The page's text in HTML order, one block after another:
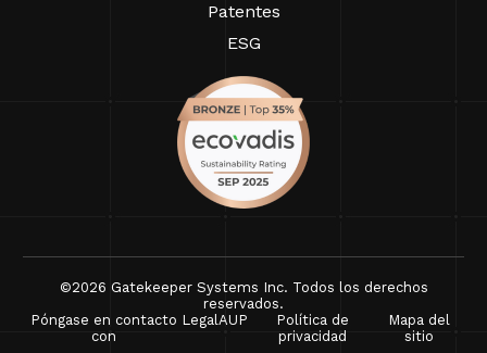
Patentes
ESG
©2026 Gatekeeper Systems Inc. Todos los derechos
reservados.
Póngase en contacto
con
LegalAUP
Política de
privacidad
Mapa del
sitio